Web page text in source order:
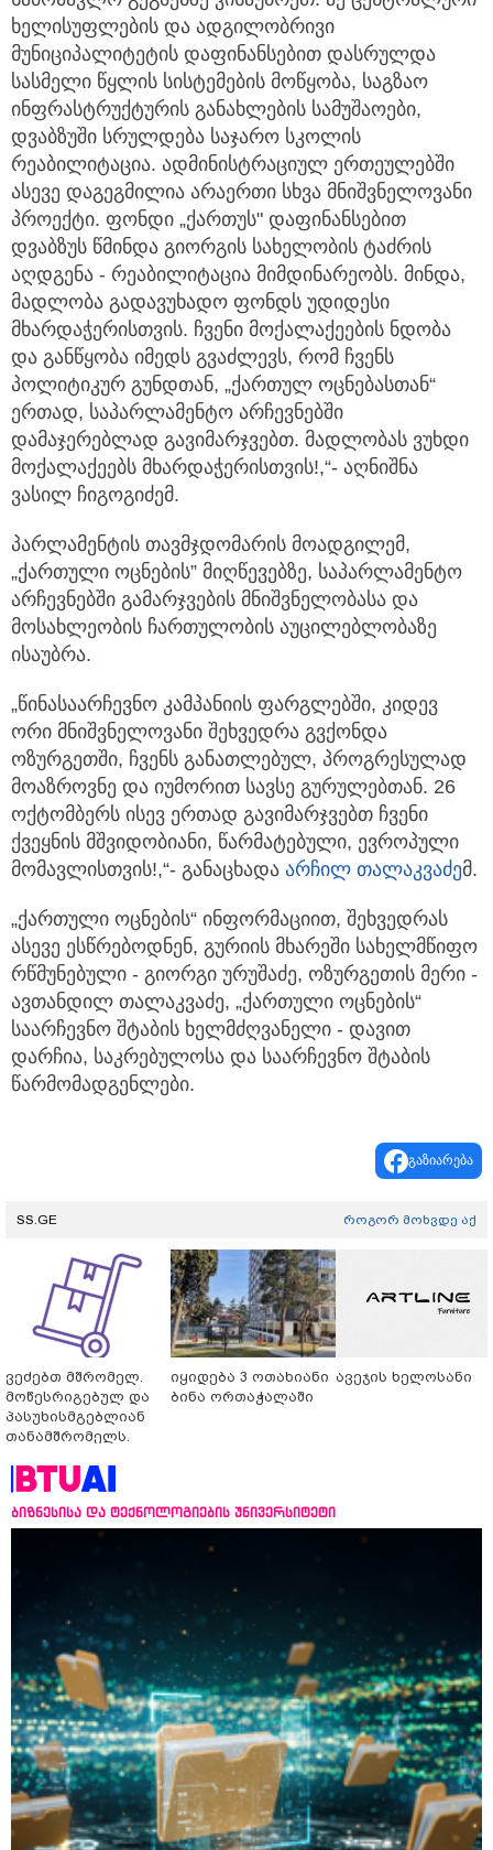
ხელისუფლების და ადგილობრივი
მუნიციპალიტეტის დაფინანსებით დასრულდა
სასმელი წყლის სისტემების მოწყობა, საგზაო
ინფრასტრუქტურის განახლების სამუშაოები,
დვაბზუში სრულდება საჯარო სკოლის
რეაბილიტაცია. ადმინისტრაციულ ერთეულებში
ასევე დაგეგმილია არაერთი სხვა მნიშვნელოვანი
პროექტი. ფონდი „ქართუს" დაფინანსებით
დვაბზუს წმინდა გიორგის სახელობის ტაძრის
აღდგენა - რეაბილიტაცია მიმდინარეობს. მინდა,
მადლობა გადავუხადო ფონდს უდიდესი
მხარდაჭერისთვის. ჩვენი მოქალაქეების ნდობა
და განწყობა იმედს გვაძლევს, რომ ჩვენს
პოლიტიკურ გუნდთან, „ქართულ ოცნებასთან“
ერთად, საპარლამენტო არჩევნებში
დამაჯერებლად გავიმარჯვებთ. მადლობას ვუხდი
მოქალაქეებს მხარდაჭერისთვის!,“- აღნიშნა
ვასილ ჩიგოგიძემ.
პარლამენტის თავმჯდომარის მოადგილემ,
„ქართული ოცნების” მიღწევებზე, საპარლამენტო
არჩევნებში გამარჯვების მნიშვნელობასა და
მოსახლეობის ჩართულობის აუცილებლობაზე
ისაუბრა.
„წინასაარჩევნო კამპანიის ფარგლებში, კიდევ
ორი მნიშვნელოვანი შეხვედრა გვქონდა
ოზურგეთში, ჩვენს განათლებულ, პროგრესულად
მოაზროვნე და იუმორით სავსე გურულებთან. 26
ოქტომბერს ისევ ერთად გავიმარჯვებთ ჩვენი
ქვეყნის მშვიდობიანი, წარმატებული, ევროპული
მომავლისთვის!,“- განაცხადა არჩილ თალაკვაძემ.
„ქართული ოცნების“ ინფორმაციით, შეხვედრას
ასევე ესწრებოდნენ, გურიის მხარეში სახელმწიფო
რწმუნებული - გიორგი ურუშაძე, ოზურგეთის მერი -
ავთანდილ თალაკვაძე, „ქართული ოცნების“
საარჩევნო შტაბის ხელმძღვანელი - დავით
დარჩია, საკრებულოსა და საარჩევნო შტაბის
წარმომადგენლები.
გაზიარება
SS.GE როგორ მოხვდე აქ
ვეძებთ მშრომელ.
მოწესრიგებულ და
პასუხისმგებლიან
თანამშრომელს.
იყიდება 3 ოთახიანი
ბინა ორთაჭალაში
ავეჯის ხელოსანი
ბიზნესისა და ტექნოლოგიების უნივერსიტეტი